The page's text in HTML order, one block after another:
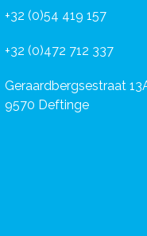
+32 (0)54 419 157
+32 (0)472 712 337
Geraardbergsestraat
9570 Deftinge